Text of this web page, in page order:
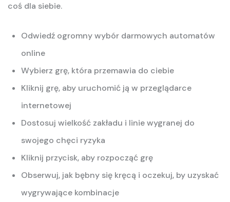
coś dla siebie.
Odwiedź ogromny wybór darmowych automatów
online
Wybierz grę, która przemawia do ciebie
Kliknij grę, aby uruchomić ją w przeglądarce
internetowej
Dostosuj wielkość zakładu i linie wygranej do
swojego chęci ryzyka
Kliknij przycisk, aby rozpocząć grę
Obserwuj, jak bębny się kręcą i oczekuj, by uzyskać
wygrywające kombinacje